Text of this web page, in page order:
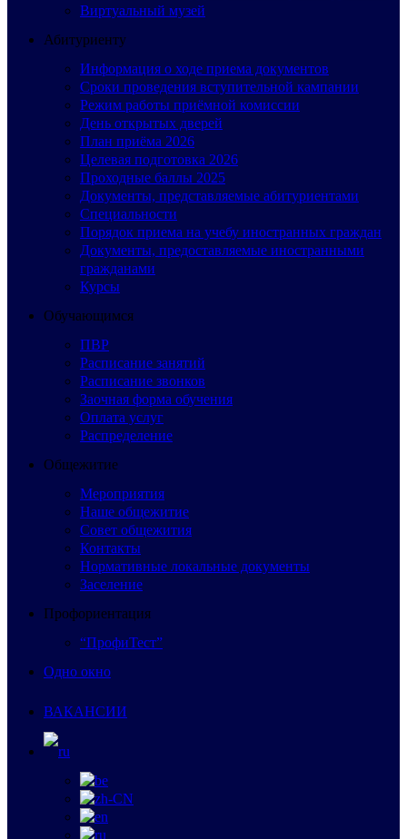
Виртуальный музей
Абитуриенту
Информация о ходе приема документов
Сроки проведения вступительной кампании
Режим работы приёмной комиссии
День открытых дверей
План приёма 2026
Целевая подготовка 2026
Проходные баллы 2025
Документы, представляемые абитуриентами
Специальности
Порядок приема на учебу иностранных граждан
Документы, предоставляемые иностранными
гражданами
Курсы
Обучающимся
ПВР
Расписание занятий
Расписание звонков
Заочная форма обучения
Оплата услуг
Распределение
Общежитие
Мероприятия
Наше общежитие
Совет общежития
Контакты
Нормативные локальные документы
Заселение
Профориентация
“ПрофиТест”
Одно окно
ВАКАНСИИ